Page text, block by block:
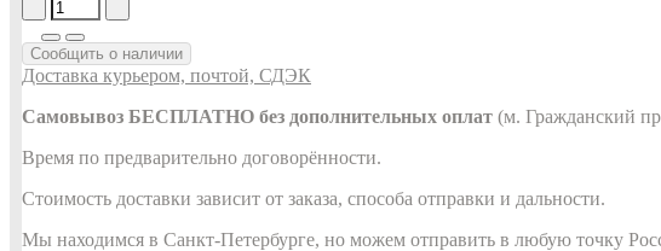
Сообщить о наличии
Доставка курьером, почтой, СДЭК
Самовывоз БЕСПЛАТНО без дополнительных оплат (м. Гражданский
Время по предварительно договорённости.
Стоимость доставки зависит от заказа, способа отправки и дальности.
Мы находимся в Санкт-Петербурге, но можем отправить в любую точку